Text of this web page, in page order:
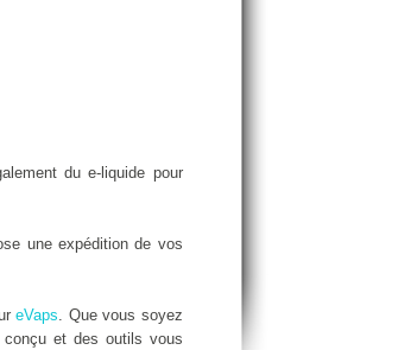
du e-liquide pour
une expédition de vos
eVaps. Que vous soyez
et des outils vous